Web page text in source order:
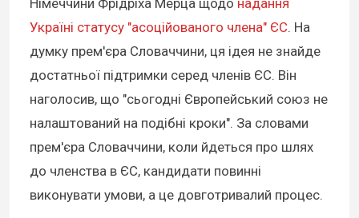
Україні статусу "асоційованого члена" ЄС. На
думку прем'єра Словаччини, ця ідея не знайде
достатньої підтримки серед членів ЄС. Він
наголосив, що "сьогодні Європейський союз не
налаштований на подібні кроки". За словами
прем'єра Словаччини, коли йдеться про шлях
до членства в ЄС, кандидати повинні
виконувати умови, а це довготривалий процес.